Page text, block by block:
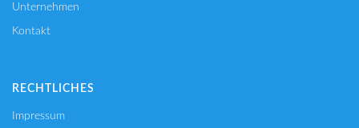
Unternehmen
Kontakt
RECHTLICHES
Impressum